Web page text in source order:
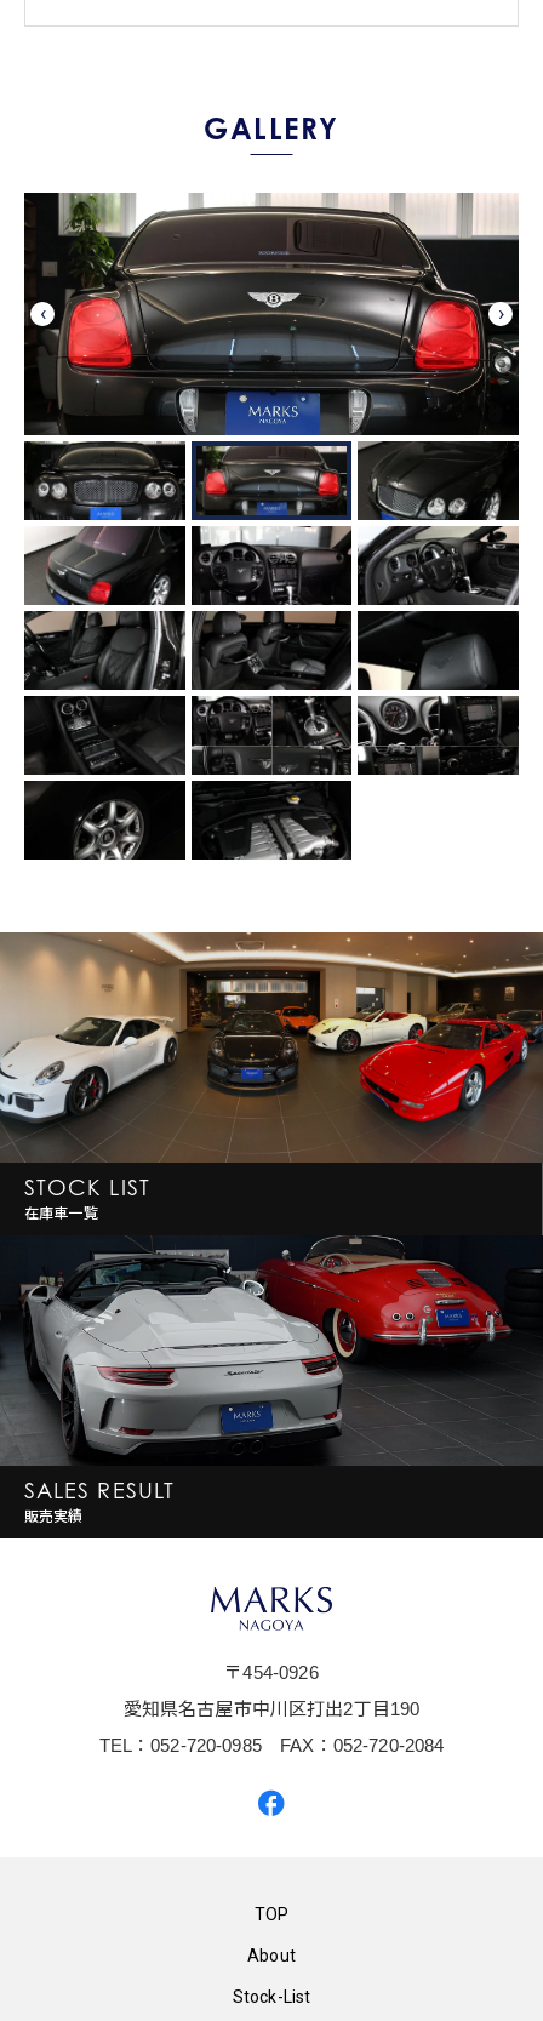
GALLERY
‹ ›
STOCK LIST
在庫車一覧
SALES RESULT
販売実績
〒454-0926
愛知県名古屋市中川区打出2丁目190
TEL：052-720-0985 FAX：052-720-2084
TOP
About
Stock-List